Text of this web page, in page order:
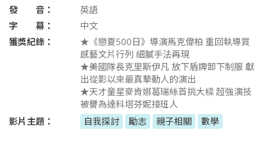
發 音：
英語
字 幕：
中文
獲獎紀錄：
★《戀夏500日》導演馬克偉柏 重回執導質
感藝文片行列 細膩手法再現
★美國隊長克里斯伊凡 放下盾牌卸下制服 獻
出從影以來最真摯動人的演出
★天才童星麥肯娜葛瑞絲首挑大樑 超強演技
被譽為達科塔芬妮接班人
影片主題：
自我探討 勵志 親子相關 數學